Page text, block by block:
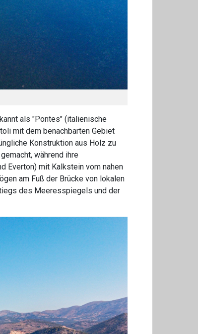
als "Pontes" (italienische
mit dem benachbarten Gebiet
Konstruktion aus Holz zu
während ihre
Everton) mit Kalkstein vom nahen
am Fuß der Brücke von lokalen
des Meeresspiegels und der